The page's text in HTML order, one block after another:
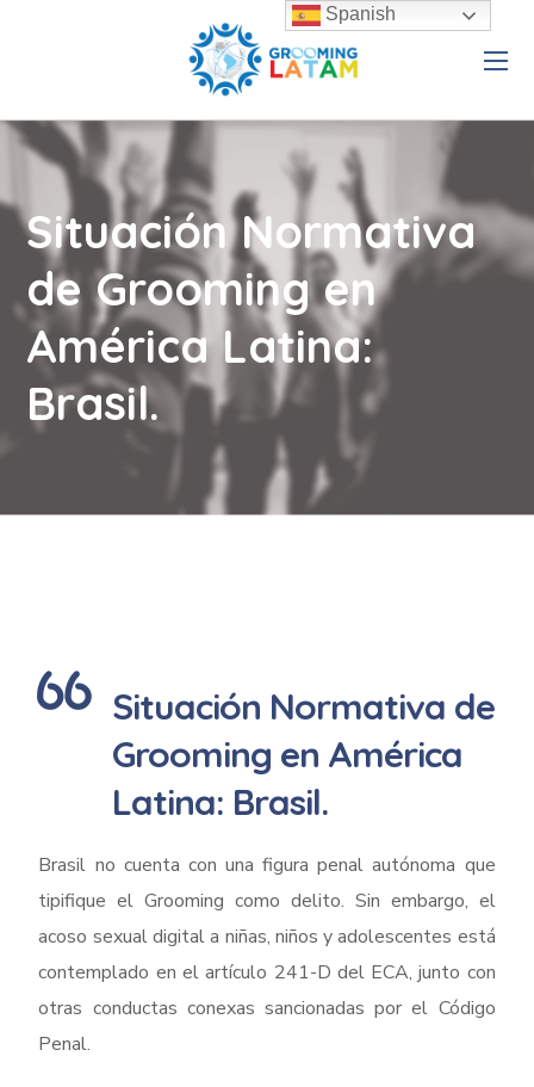
Situación Normativa
de Grooming en
América Latina:
Brasil.
Situación Normativa de
Grooming en América
Latina: Brasil.
Brasil no cuenta con una figura penal autónoma que
tipifique el Grooming como delito. Sin embargo, el
acoso sexual digital a niñas, niños y adolescentes está
contemplado en el artículo 241-D del ECA, junto con
otras conductas conexas sancionadas por el Código
Penal.
Spanish